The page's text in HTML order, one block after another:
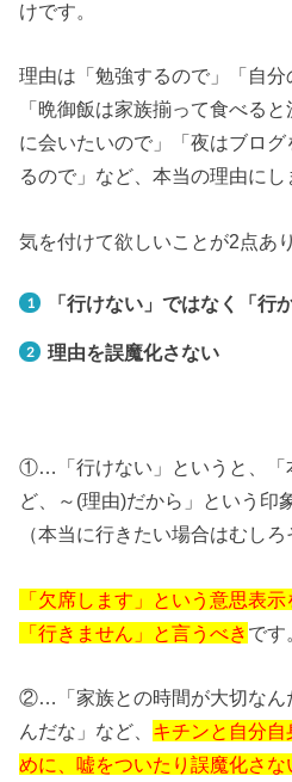
けです。
理由は「勉強するので」「自分
「晩御飯は家族揃って食べる
に会いたいので」「夜はブロ
るので」など、本当の理由にし
気を付けて欲しいことが2点あ
「行けない」ではなく「行
理由を誤魔化さない
①…「行けない」というと、「
ど、～(理由)だから」という印
（本当に行きたい場合はむし
「欠席します」という意思表
「行きません」と言うべき です
②…「家族との時間が大切なん
んだな」など、 キチンと自分
めに、嘘をついたり誤魔化さな